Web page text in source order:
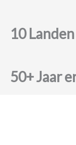
10 Landen
50+ Jaar